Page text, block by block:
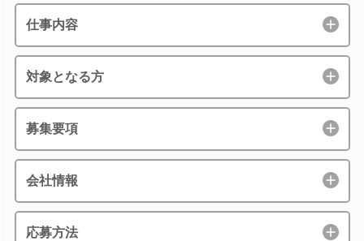
仕事内容
対象となる方
募集要項
会社情報
応募方法